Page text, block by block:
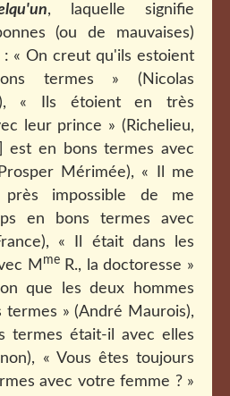
, laquelle signifie
(ou de mauvaises)
« On creut qu'ils estoient
termes » (Nicolas
« Ils étoient en très
leur prince » (Richelieu,
est en bons termes avec
Mérimée), « Il me
impossible de me
en bons termes avec
« Il était dans les
M me R., la doctoresse »
que les deux hommes
termes » (André Maurois),
termes était-il avec elles
« Vous êtes toujours
avec votre femme ? »